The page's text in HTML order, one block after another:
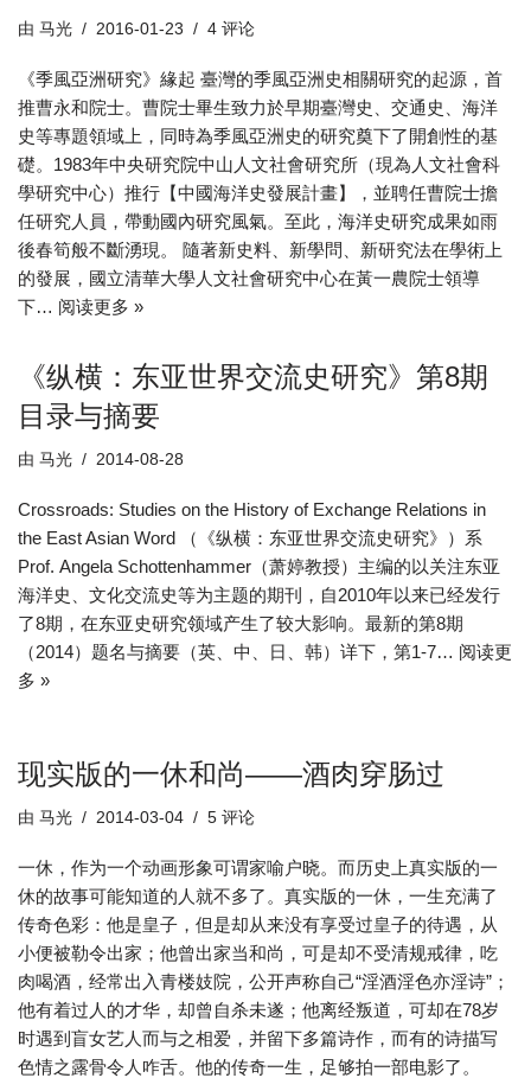
由 马光 2016-01-23 4 评论
《季風亞洲研究》緣起 臺灣的季風亞洲史相關研究的起源，首
推曹永和院士。曹院士畢生致力於早期臺灣史、交通史、海洋
史等專題領域上，同時為季風亞洲史的研究奠下了開創性的基
礎。1983年中央研究院中山人文社會研究所（現為人文社會科
學研究中心）推行【中國海洋史發展計畫】，並聘任曹院士擔
任研究人員，帶動國內研究風氣。至此，海洋史研究成果如雨
後春筍般不斷湧現。 隨著新史料、新學問、新研究法在學術上
的發展，國立清華大學人文社會研究中心在黃一農院士領導
下… 阅读更多 »
《纵横：东亚世界交流史研究》第8期
目录与摘要
由 马光 2014-08-28
Crossroads: Studies on the History of Exchange Relations in
the East Asian Word （《纵横：东亚世界交流史研究》）系
Prof. Angela Schottenhammer（萧婷教授）主编的以关注东亚
海洋史、文化交流史等为主题的期刊，自2010年以来已经发行
了8期，在东亚史研究领域产生了较大影响。最新的第8期
（2014）题名与摘要（英、中、日、韩）详下，第1-7… 阅读更
多 »
现实版的一休和尚——酒肉穿肠过
由 马光 2014-03-04 5 评论
一休，作为一个动画形象可谓家喻户晓。而历史上真实版的一
休的故事可能知道的人就不多了。真实版的一休，一生充满了
传奇色彩：他是皇子，但是却从来没有享受过皇子的待遇，从
小便被勒令出家；他曾出家当和尚，可是却不受清规戒律，吃
肉喝酒，经常出入青楼妓院，公开声称自己“淫酒淫色亦淫诗”；
他有着过人的才华，却曾自杀未遂；他离经叛道，可却在78岁
时遇到盲女艺人而与之相爱，并留下多篇诗作，而有的诗描写
色情之露骨令人咋舌。他的传奇一生，足够拍一部电影了。